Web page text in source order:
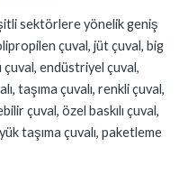
sektörlere yönelik geniş
çuval, jüt çuval, big
çuval, endüstriyel çuval,
taşıma çuvalı, renkli çuval,
çuval, özel baskılı çuval,
taşıma çuvalı, paketleme